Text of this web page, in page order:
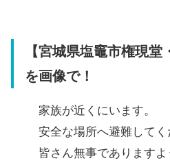
【宮城県塩竈市権現
を画像で！
家族が近くにいます。
安全な場所へ避難してく
皆さん無事でありますよ